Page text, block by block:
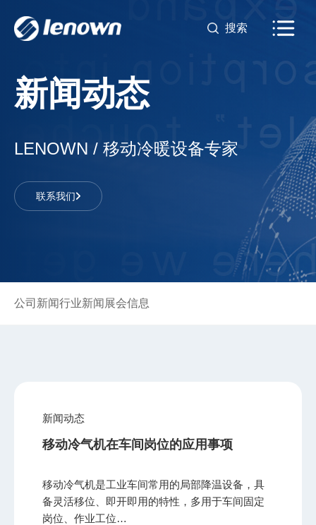
新闻动态
LENOWN / 移动冷暖设备专家
联系我们
公司新闻行业新闻 展会信息
新闻动态
移动冷气机在车间岗位的应用事项
移动冷气机是工业车间常用的局部降温设备，具
备灵活移位、即开即用的特性，多用于车间固定
岗位、作业工位…